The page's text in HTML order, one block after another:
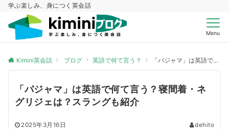
学ぶ楽しみ、身につく英会話
Menu
Kimini英会話 ブログ 英語で何て言う？ 「パジャマ」は英語で何て言う？寝間着・ネグリジェは？スラングも紹介
「パジャマ」は英語で何て言う？寝間着・ネ
グリジェは？スラングも紹介
2025年3月16日 dehito